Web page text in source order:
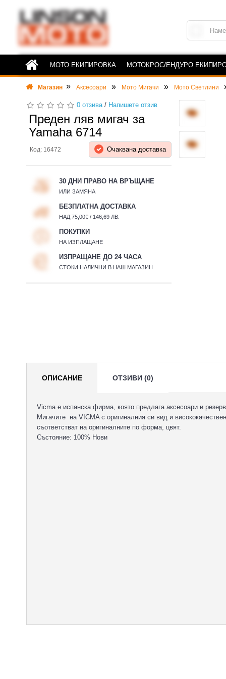
МОТО ЕКИПИРОВКА МОТОКРОС/ЕНДУРО
Магазин Аксесоари Мото Мигачи Мото Светлини
0 отзива/ Напишете отзив
Преден ляв мигач за
Yamaha 6714
Код: 16472 Очаквана доставка
30 ДНИ ПРАВО НА ВРЪЩАНЕ
ИЛИ ЗАМЯНА
БЕЗПЛАТНА ДОСТАВКА
НАД 75,00€ / 146,69 ЛВ.
ПОКУПКИ
НА ИЗПЛАЩАНЕ
ИЗПРАЩАНЕ ДО 24 ЧАСА
СТОКИ НАЛИЧНИ В НАШ МАГАЗИН
ОПИСАНИЕ ОТЗИВИ (0)
Vicma e испанска фирма, която предлага аксесоари и
Мигачите на VICMA с оригиналния си вид и
съответстват на оригиналните по форма, цвят.
Състояние: 100% Нови